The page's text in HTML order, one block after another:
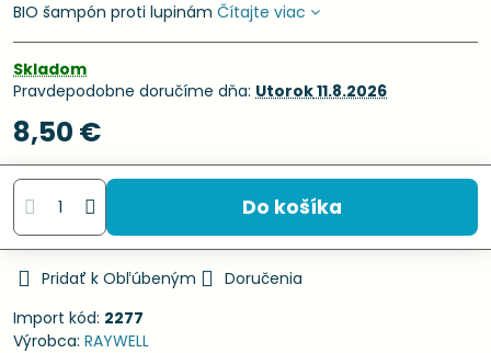
BIO šampón proti lupinám Čítajte viac
Skladom
Pravdepodobne doručíme dňa: Utorok11.8.2026
8,50 €
Do košíka
Pridať k Obľúbeným
Doručenia
Import kód: 2277
Výrobca: RAYWELL